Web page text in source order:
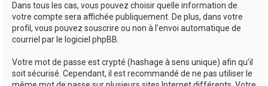
Dans tous les cas, vous pouvez choisir quelle information de
votre compte sera affichée publiquement. De plus, dans votre
profil, vous pouvez souscrire ou non à l’envoi automatique de
courriel par le logiciel phpBB.
Votre mot de passe est crypté (hashage à sens unique) afin qu’il
soit sécurisé. Cependant, il est recommandé de ne pas utiliser le